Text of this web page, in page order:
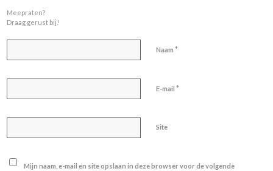
Meepraten?
Draag gerust bij!
Naam*
E-mail*
Site
Mijn naam, e-mail en site opslaan in deze browser voor de volgende